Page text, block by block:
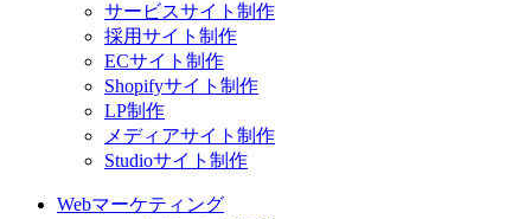
サービスサイト制作
採用サイト制作
ECサイト制作
Shopifyサイト制作
LP制作
メディアサイト制作
Studioサイト制作
Webマーケティング